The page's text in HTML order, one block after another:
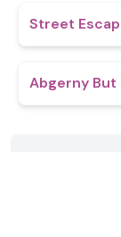
Street
Abgerny But